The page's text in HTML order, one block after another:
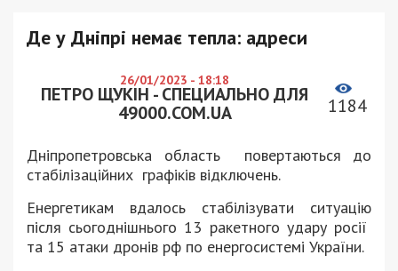
Де у Дніпрі немає тепла: адреси
26/01/2023 - 18:18
ПЕТРО ЩУКІН - СПЕЦИАЛЬНО ДЛЯ
49000.COM.UA
1184
Дніпропетровська область повертаються до
стабілізаційних графіків відключень.
Енергетикам вдалось стабілізувати ситуацію
після сьогоднішнього 13 ракетного удару росії
та 15 атаки дронів рф по енергосистемі України.